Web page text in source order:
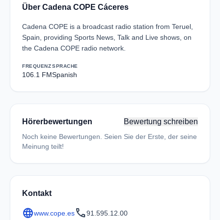
Über Cadena COPE Cáceres
Cadena COPE is a broadcast radio station from Teruel,
Spain, providing Sports News, Talk and Live shows, on
the Cadena COPE radio network.
FREQUENZ
106.1 FM
SPRACHE
Spanish
Hörerbewertungen Bewertung schreiben
Noch keine Bewertungen. Seien Sie der Erste, der seine
Meinung teilt!
Kontakt
languagewww.cope.escall91.595.12.00